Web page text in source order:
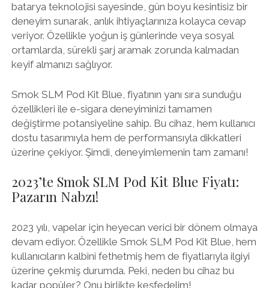
batarya teknolojisi sayesinde, gün boyu kesintisiz bir
deneyim sunarak, anlık ihtiyaçlarınıza kolayca cevap
veriyor. Özellikle yoğun iş günlerinde veya sosyal
ortamlarda, sürekli şarj aramak zorunda kalmadan
keyif almanızı sağlıyor.
Smok SLM Pod Kit Blue, fiyatının yanı sıra sunduğu
özellikleri ile e-sigara deneyiminizi tamamen
değiştirme potansiyeline sahip. Bu cihaz, hem kullanıcı
dostu tasarımıyla hem de performansıyla dikkatleri
üzerine çekiyor. Şimdi, deneyimlemenin tam zamanı!
2023’te Smok SLM Pod Kit Blue Fiyatı:
Pazarın Nabzı!
2023 yılı, vapelar için heyecan verici bir dönem olmaya
devam ediyor. Özellikle Smok SLM Pod Kit Blue, hem
kullanıcıların kalbini fethetmiş hem de fiyatlarıyla ilgiyi
üzerine çekmiş durumda. Peki, neden bu cihaz bu
kadar popüler? Onu birlikte keşfedelim!